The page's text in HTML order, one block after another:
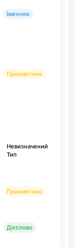
Іменник
Прикметник
Невизначений
Тип
Прикметник
Дієслово